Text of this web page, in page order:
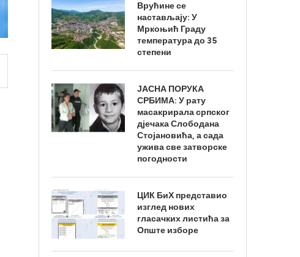
Врућине се
настављају: У
Мркоњић Граду
температура до 35
степени
ЈАСНА ПОРУКА
СРБИМА: У рату
масакрирала српског
дјечака Слободана
Стојановића, а сада
ужива све затворске
погодности
ЦИК БиХ представио
изглед нових
гласачких листића за
Опште изборе